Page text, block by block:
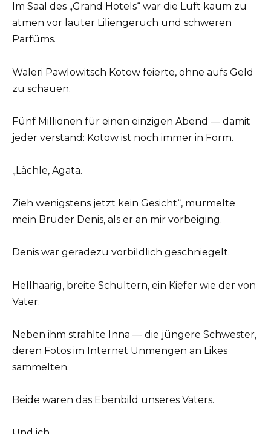
Im Saal des „Grand Hotels“ war die Luft kaum zu
atmen vor lauter Liliengeruch und schweren
Parfüms.
Waleri Pawlowitsch Kotow feierte, ohne aufs Geld
zu schauen.
Fünf Millionen für einen einzigen Abend — damit
jeder verstand: Kotow ist noch immer in Form.
„Lächle, Agata.
Zieh wenigstens jetzt kein Gesicht“, murmelte
mein Bruder Denis, als er an mir vorbeiging.
Denis war geradezu vorbildlich geschniegelt.
Hellhaarig, breite Schultern, ein Kiefer wie der von
Vater.
Neben ihm strahlte Inna — die jüngere Schwester,
deren Fotos im Internet Unmengen an Likes
sammelten.
Beide waren das Ebenbild unseres Vaters.